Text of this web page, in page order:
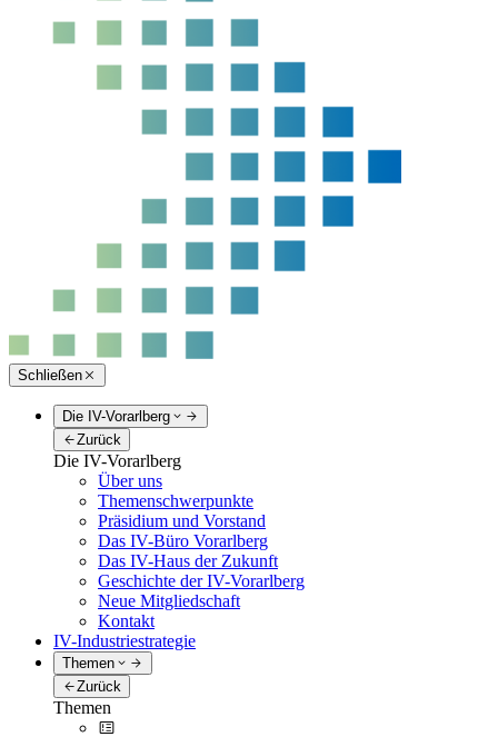
Schließen
Die IV-Vorarlberg
Zurück
Die IV-Vorarlberg
Über uns
Themenschwerpunkte
Präsidium und Vorstand
Das IV-Büro Vorarlberg
Das IV-Haus der Zukunft
Geschichte der IV-Vorarlberg
Neue Mitgliedschaft
Kontakt
IV-Industriestrategie
Themen
Zurück
Themen